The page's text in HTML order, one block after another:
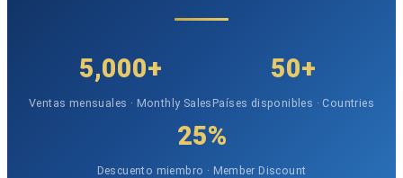
5,000+
Ventas mensuales · Monthly Sales
50+
Países disponibles · Countries
25%
Descuento miembro · Member Discount